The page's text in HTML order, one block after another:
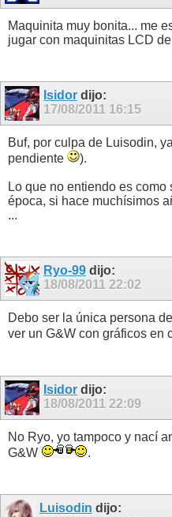
Maquinita muy bonita... me
jugar con maquinitas LCD
Isidor dijo:
17/08/2011 16:15
Buf, por culpa de Luisodin,
pendiente
).
Lo que no entiendo es
época, si hace muchísimos
...
Ryo-99 dijo:
18/08/2011 22:02
Debo ser la única persona
ver un G&W con gráficos en
Isidor dijo:
18/08/2011 22:09
No Ryo, yo tampoco y nací
G&W
.
Luisodin dijo: